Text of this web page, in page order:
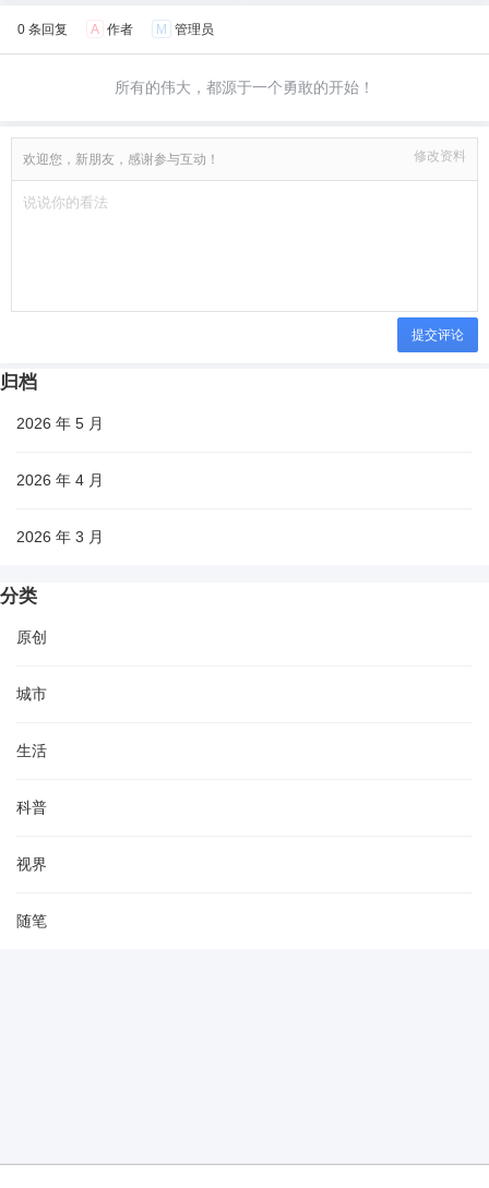
0 条回复 A 作者 M 管理员
所有的伟大，都源于一个勇敢的开始！
欢迎您，新朋友，感谢参与互动！ 修改资料
提交评论
归档
2026 年 5 月
2026 年 4 月
2026 年 3 月
分类
原创
城市
生活
科普
视界
随笔